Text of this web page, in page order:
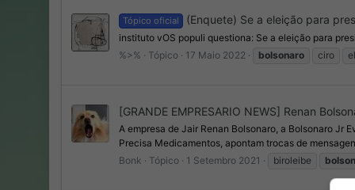
Tópico oficial (Enquete) Se a eleição para
instituto vOS populi questiona: Se a eleição para
%>%
Tópico 17 Maio 2022 bolsonaro ciro
[GRANDE EMPRESARIO NEWS] Renan
A empresa de Jair Renan Bolsonaro, a Bolsonaro Jr
Precisa Medicamentos, apontam trocas de
Bonk
Tópico 1 Setembro 2021 biroleibe